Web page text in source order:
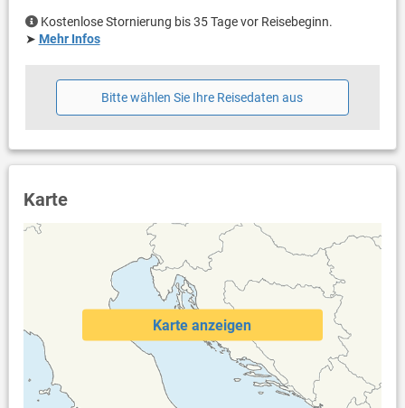
Kostenlose Stornierung bis 35 Tage vor Reisebeginn.
➤ Mehr Infos
Bitte wählen Sie Ihre Reisedaten aus
Karte
Karte anzeigen